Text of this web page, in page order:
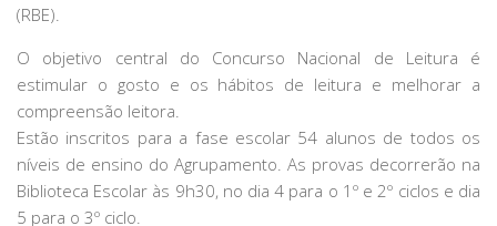
(RBE).
O objetivo central do Concurso Nacional de Leitura é
estimular o gosto e os hábitos de leitura e melhorar a
compreensão leitora.
Estão inscritos para a fase escolar 54 alunos de todos os
níveis de ensino do Agrupamento. As provas decorrerão na
Biblioteca Escolar às 9h30, no dia 4 para o 1º e 2º ciclos e dia
5 para o 3º ciclo.